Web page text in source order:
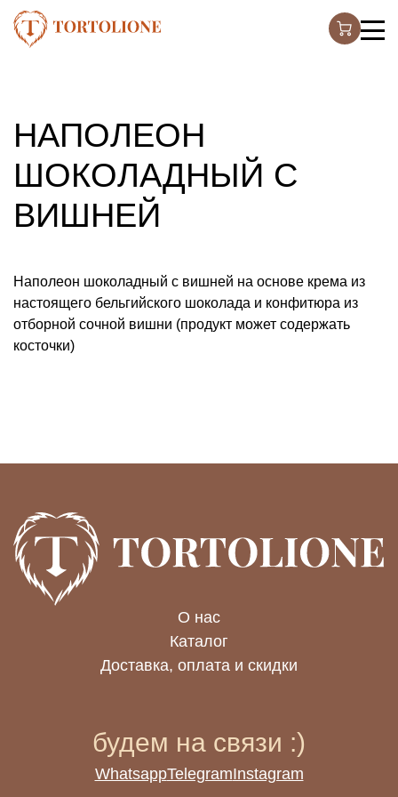
Whatsapp
НАПОЛЕОН
ШОКОЛАДНЫЙ С
ВИШНЕЙ
Наполеон шоколадный с вишней на основе крема из
настоящего бельгийского шоколада и конфитюра из
отборной сочной вишни (продукт может содержать
косточки)
О нас
Каталог
Доставка, оплата и скидки
WhatsappTelegramInstagram
будем на связи :)